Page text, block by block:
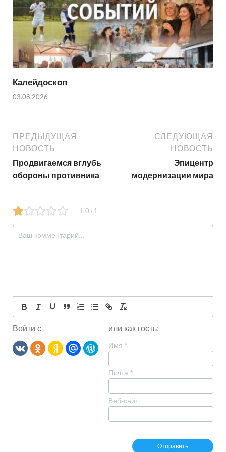
Калейдоскоп
03.08.2026
ПРЕДЫДУЩАЯ
НОВОСТЬ
Продвигаемся вглубь
обороны противника
СЛЕДУЮЩАЯ
НОВОСТЬ
Эпицентр
модернизации мира
1.0 / 1
Войти с или как гость:
Имя *
Почта *
Веб-сайт